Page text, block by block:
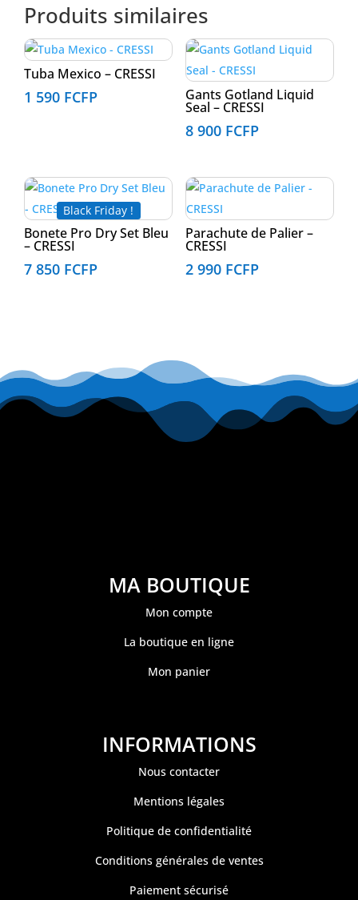
Produits similaires
Tuba Mexico – CRESSI
1 590 FCFP Gants Gotland Liquid
Seal – CRESSI
8 900 FCFP
Black Friday !
Bonete Pro Dry Set Bleu
– CRESSI
7 850 FCFP
Parachute de Palier –
CRESSI
2 990 FCFP
MA BOUTIQUE
Mon compte
La boutique en ligne
Mon panier
INFORMATIONS
Nous contacter
Mentions légales
Politique de confidentialité
Conditions générales de ventes
Paiement sécurisé